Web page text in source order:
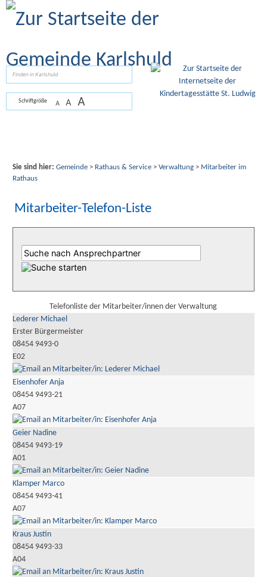
Zum Inhalt
Schriftgröße A A A
Sie sind hier: Gemeinde> Rathaus & Service> Verwaltung> Mitarbeiter im
Rathaus
Mitarbeiter-Telefon-Liste
Telefonliste der Mitarbeiter/innen der Verwaltung
Lederer Michael
Erster Bürgermeister
08454 9493-0
E02
Eisenhofer Anja
08454 9493-21
A07
Geier Nadine
08454 9493-19
A01
Klamper Marco
08454 9493-41
A07
Kraus Justin
08454 9493-33
A04